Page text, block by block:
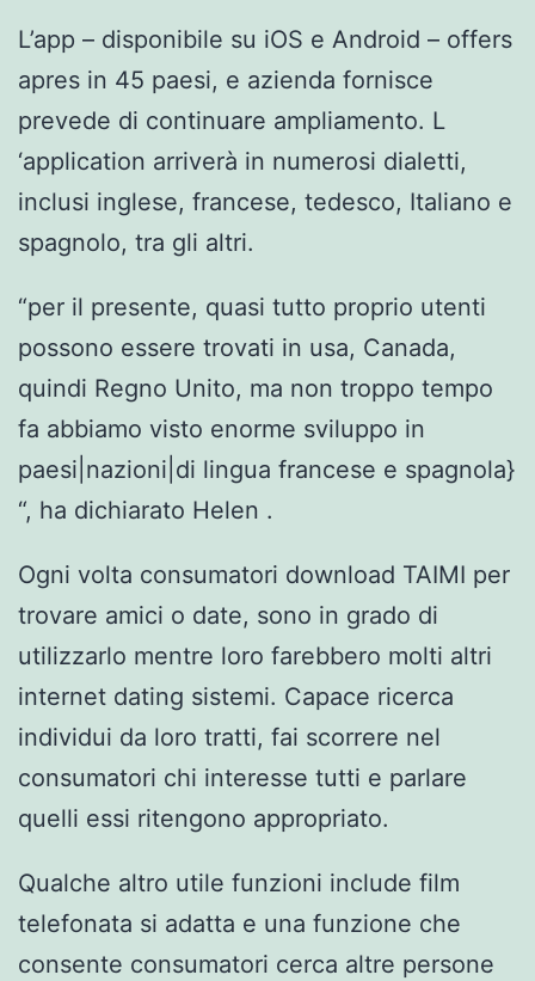
L’app – disponibile su iOS e Android – offers
apres in 45 paesi, e azienda fornisce
prevede di continuare ampliamento. L
‘application arriverà in numerosi dialetti,
inclusi inglese, francese, tedesco, Italiano e
spagnolo, tra gli altri.
“per il presente, quasi tutto proprio utenti
possono essere trovati in usa, Canada,
quindi Regno Unito, ma non troppo tempo
fa abbiamo visto enorme sviluppo in
paesi|nazioni|di lingua francese e spagnola}
“, ha dichiarato Helen .
Ogni volta consumatori download TAIMI per
trovare amici o date, sono in grado di
utilizzarlo mentre loro farebbero molti altri
internet dating sistemi. Capace ricerca
individui da loro tratti, fai scorrere nel
consumatori chi interesse tutti e parlare
quelli essi ritengono appropriato.
Qualche altro utile funzioni include film
telefonata si adatta e una funzione che
consente consumatori cerca altre persone